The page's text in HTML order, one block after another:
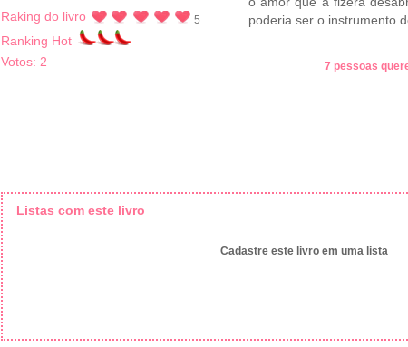
Raking do livro 5
Ranking Hot
Votos: 2
poderia ser o instrumento
7 pessoas
Listas com este livro
Cadastre este livro em uma lista